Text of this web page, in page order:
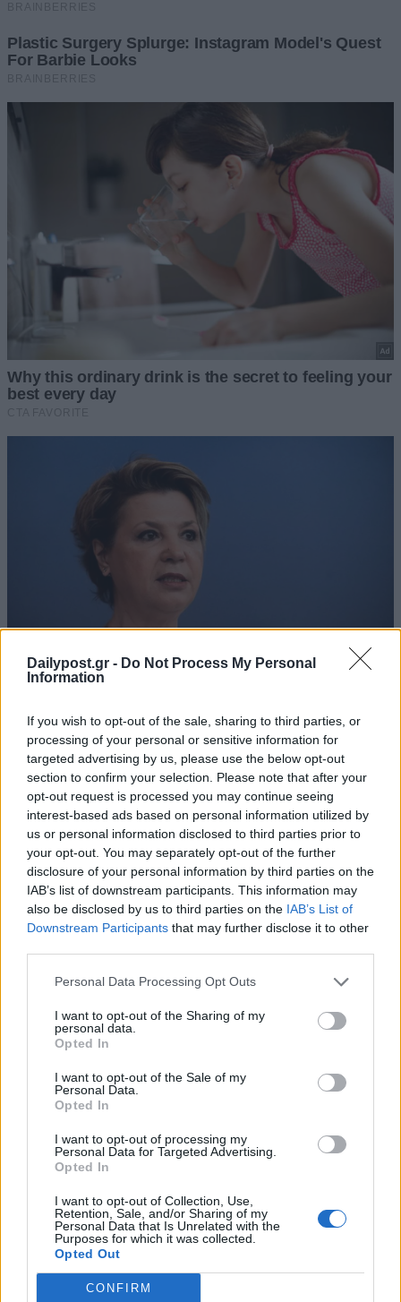
Dailypost.gr - Do Not Process My Personal
Information
If you wish to opt-out of the sale, sharing to third parties, or
processing of your personal or sensitive information for
targeted advertising by us, please use the below opt-out
section to confirm your selection. Please note that after your
opt-out request is processed you may continue seeing
interest-based ads based on personal information utilized by
us or personal information disclosed to third parties prior to
your opt-out. You may separately opt-out of the further
disclosure of your personal information by third parties on the
IAB’s list of downstream participants. This information may
also be disclosed by us to third parties on the IAB’s List of
Downstream Participants that may further disclose it to other
Personal Data Processing Opt Outs
I want to opt-out of the Sharing of my
personal data.
Opted In
I want to opt-out of the Sale of my
Personal Data.
Opted In
I want to opt-out of processing my
Personal Data for Targeted Advertising.
Opted In
I want to opt-out of Collection, Use,
Retention, Sale, and/or Sharing of my
Personal Data that Is Unrelated with the
Purposes for which it was collected.
Opted Out
CONFIRM